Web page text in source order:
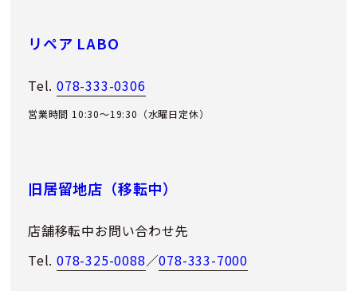
リペア LABO
Tel. 078-333-0306
営業時間 10:30～19:30（水曜日定休）
旧居留地店（移転中）
店舗移転中お問い合わせ先
Tel. 078-325-0088／078-333-7000